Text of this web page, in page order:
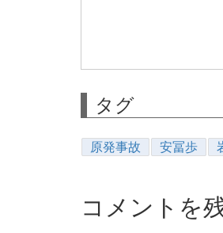
タグ
原発事故 安冨歩
コメントを